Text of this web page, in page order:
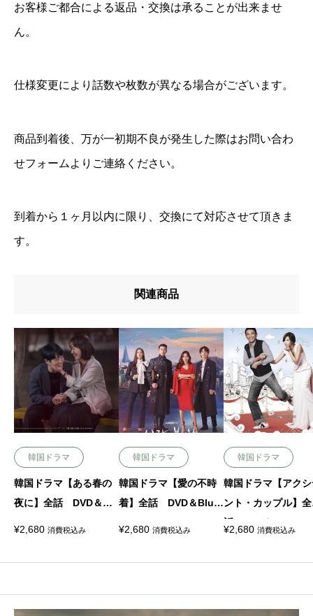
お客様ご都合による返品・交換は承ることが出来ませ
ん。
仕様変更により話数や枚数が異なる場合がございます。
商品到着後、万が一初期不良が発生した際はお問い合わ
せフォームよりご連絡ください。
到着から１ヶ月以内に限り、交換にて対応させて頂きま
す。
関連商品
韓国ドラマ
韓国ドラマ【ある春の
夜に】全話 DVD＆Blu
¥2,680 消費税込み
韓国ドラマ
韓国ドラマ【愛の不時
着】全話 DVD＆Blu-r
¥2,680 消費税込み
韓国ドラマ
韓国ドラマ【アク
ント・カップル】全
話 DVD＆Blu-ray
¥2,680 消費税込み